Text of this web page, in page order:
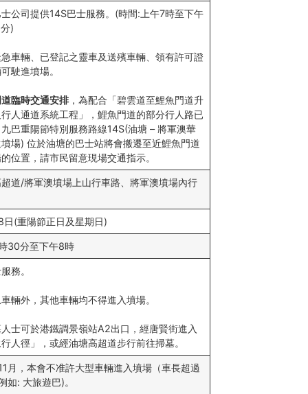
公司提供14S巴士服務。(時間:上午7時至下午
)
車輛、已登記之靈車及送殯車輛、領有許可證
駛進墳場。
臨時交通安排，為配合「碧雲道至鯉魚門道升
人通道系統工程」，鯉魚門道的部分行人路已
巴重陽節特別服務路線14S(油塘 – 將軍澳華
場) 位於油塘的巴士站將會搬遷至近鯉魚門道
位置，請市民留意現場交通指示。
道/將軍澳墳場上山行車路、將軍澳墳場內行
日(重陽節正日及星期日)
30分至下午8時
務。
輛外，其他車輛均不得進入墳場。
士可於港鐵調景嶺站A2出口，經唐賢街進入
人徑」，或經油塘高超道步行前往掃墓。
月，本會不准許大型車輛進入墳場（車長超過
如: 大旅遊巴)。